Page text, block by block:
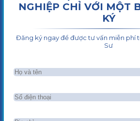
NGHIỆP CHỈ VỚI MỘT
KÝ
Đăng ký ngay để được tư vấn miễn phí
Sư